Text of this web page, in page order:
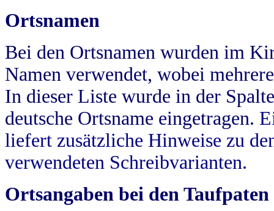
Ortsnamen
Bei den Ortsnamen wurden im
Namen verwendet, wobei
In dieser Liste wurde in der
deutsche Ortsname eingetragen.
liefert zusätzliche Hinweise zu
verwendeten Schreibvarianten.
Ortsangaben bei den Taufpaten